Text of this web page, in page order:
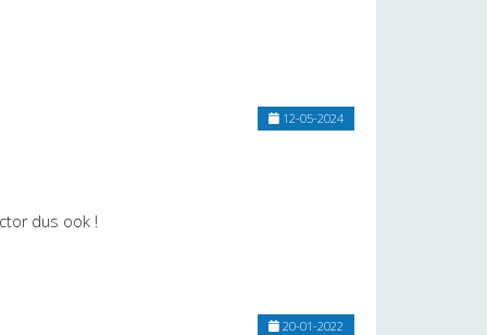
12-05-2024
dus ook !
20-01-2022